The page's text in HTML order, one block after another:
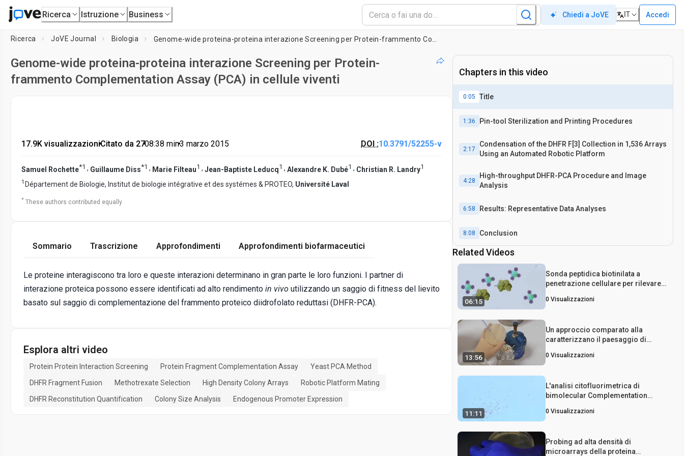
Ricerca Istruzione Business Chiedi a JoVE IT Accedi
Ricerca JoVE Journal Biologia
Genome-wide proteina-proteina interazione Screening per Protein-
frammento Complementation Assay (PCA) in cellule viventi
17.9K visualizzazioni•Citato da 27•08:38 min•3 marzo 2015 DOI :10.3791/52255-v
Samuel Rochette*1 , Guillaume Diss*1 , Marie Filteau1 , Jean-Baptiste Leducq1 , Alexandre K. Dubé1 , Christian R. Landry1
1 Département de Biologie, Institut de biologie intégrative et des systémes & PROTEO, Université Laval
* These authors contributed equally
Sommario Trascrizione Approfondimenti Approfondimenti biofarmaceutici
Le proteine interagiscono tra loro e queste interazioni determinano in gran parte le loro funzioni. I partner di
interazione proteica possono essere identificati ad alto rendimento in vivo utilizzando un saggio di fitness del lievito
basato sul saggio di complementazione del frammento proteico diidrofolato reduttasi (DHFR-PCA).
Esplora altri video
Protein Protein Interaction Screening Protein Fragment Complementation Assay
Yeast PCA Method
DHFR Fragment Fusion
Methotrexate Selection High Density Colony Arrays
Robotic Platform Mating
DHFR Reconstitution Quantification
Colony Size Analysis Endogenous Promoter Expression
Chapters in this video
0:05 Title
1:36 Pin-tool Sterilization and Printing Procedures
2:17
Condensation of the DHFR F[3] Collection in 1,536 Arrays
Using an Automated Robotic Platform
4:28
High-throughput DHFR-PCA Procedure and Image
Analysis
6:58 Results: Representative Data Analyses
8:08 Conclusion
Related Videos
06:15
Sonda peptidica biotinilata a
penetrazione cellulare per rilevare
0 Visualizzazioni
13:56
Un approccio comparato alla
caratterizzano il paesaggio di
proteina-proteina
0 Visualizzazioni
11:11
L'analisi citofluorimetrica di
bimolecular Complementation
Metodo quantitativo per studiare
0 Visualizzazioni
Probing ad alta densità di
microarrays della proteina